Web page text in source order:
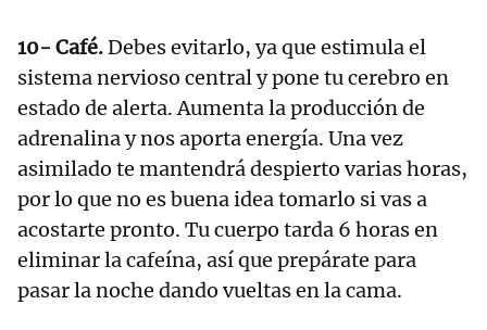
10- Café.Debes evitarlo, ya que estimula el
sistema nervioso central y pone tu cerebro en
estado de alerta. Aumenta la producción de
adrenalina y nos aporta energía. Una vez
asimilado te mantendrá despierto varias horas,
por lo que no es buena idea tomarlo si vas a
acostarte pronto. Tu cuerpo tarda 6 horas en
eliminar la cafeína, así que prepárate para
pasar la noche dando vueltas en la cama.